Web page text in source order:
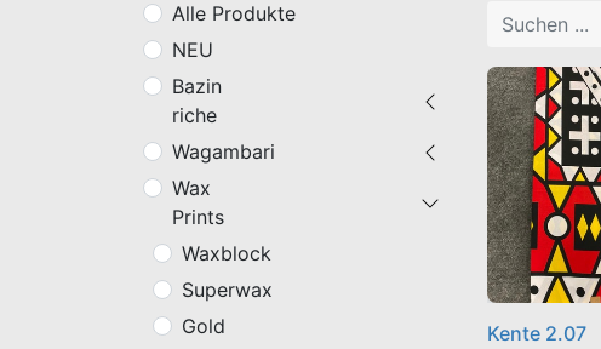
Alle Produkte
NEU
Bazin
riche
Wagambari
Wax
Prints
Waxblock
Superwax
Gold
Kente 2.07